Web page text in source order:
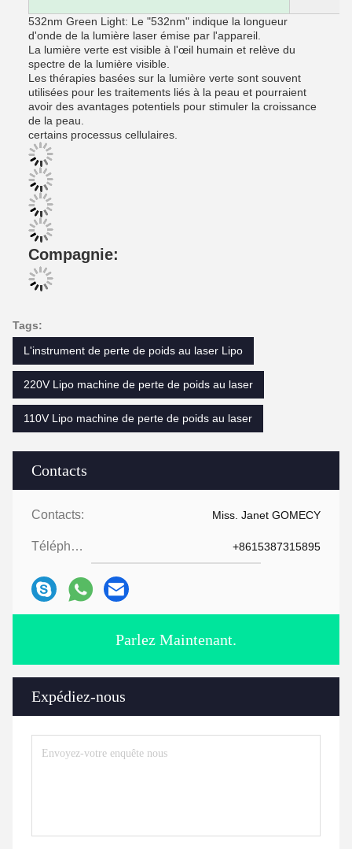
Contacts
Contacts: Miss. Janet GOMECY
Téléphone: +8615387315895
Parlez Maintenant.
Expédiez-nous
532nm Green Light: Le "532nm" indique la longueur
d'onde de la lumière laser émise par l'appareil.
La lumière verte est visible à l'œil humain et relève du
spectre de la lumière visible.
Les thérapies basées sur la lumière verte sont souvent
utilisées pour les traitements liés à la peau et pourraient
avoir des avantages potentiels pour stimuler la croissance
de la peau.
certains processus cellulaires.
Compagnie:
Tags:
L'instrument de perte de poids au laser Lipo
220V Lipo machine de perte de poids au laser
110V Lipo machine de perte de poids au laser